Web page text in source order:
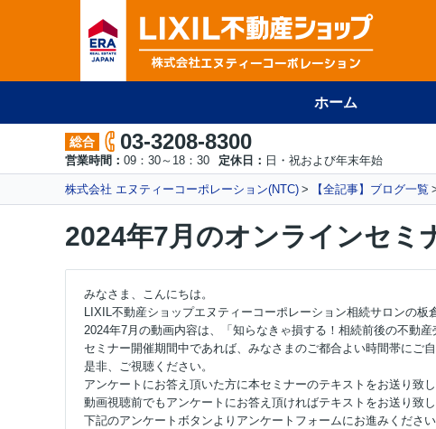
ホーム
総合 03-3208-8300
営業時間： 09：30～18：30 定休日： 日・祝および年末年始
株式会社 エヌティーコーポレーション(NTC) 【全記事】ブログ一覧
2024年7月のオンラインセミ
みなさま、こんにちは。
LIXIL不動産ショップエヌティーコーポレーション相続サロンの板
2024年7月の動画内容は、「知らなきゃ損する！相続前後の不動産
セミナー開催期間中であれば、みなさまのご都合よい時間帯にご
是非、ご視聴ください。
アンケートにお答え頂いた方に本セミナーのテキストをお送り致し
動画視聴前でもアンケートにお答え頂ければテキストをお送り致
下記のアンケートボタンよりアンケートフォームにお進みください